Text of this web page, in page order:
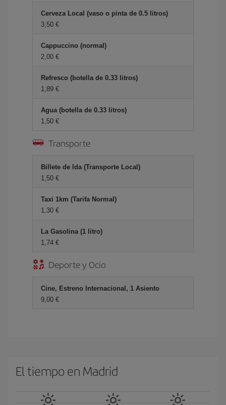
Cerveza Local (vaso o pinta de 0.5 litros)
3,50 €
Cappuccino (normal)
2,00 €
Refresco (botella de 0.33 litros)
1,89 €
Agua (botella de 0.33 litros)
1,50 €
Transporte
Billete de Ida (Transporte Local)
1,50 €
Taxi 1km (Tarifa Normal)
1,30 €
La Gasolina (1 litro)
1,74 €
Deporte y Ocio
Cine, Estreno Internacional, 1 Asiento
9,00 €
El tiempo en Madrid